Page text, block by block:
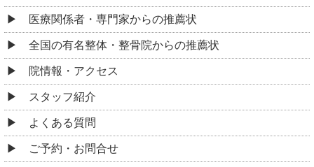
医療関係者・専門家からの推薦状
全国の有名整体・整骨院からの推薦状
院情報・アクセス
スタッフ紹介
よくある質問
ご予約・お問合せ